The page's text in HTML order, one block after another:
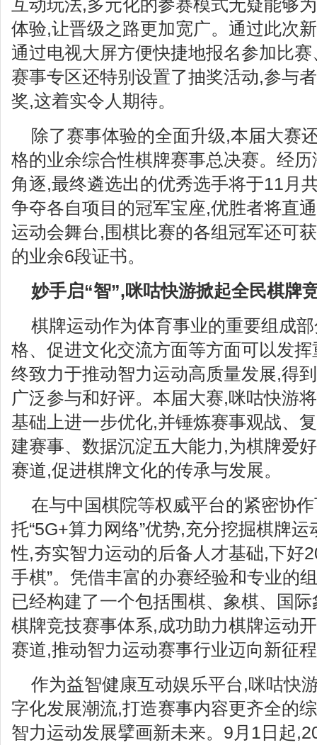
互动玩法,多元化的参赛模式无疑能够
体验,让晋级之路更加宽广。通过此次
通过电视大屏方便快捷地报名参加比
赛事专区还特别设置了抽奖活动,参与
奖,这着实令人期待。
除了赛事体验的全面升级,本届大赛
格的业余综合性棋牌赛事总决赛。经
角逐,最终遴选出的优秀选手将于11月
争夺各自项目的冠军宝座,优胜者将直
运动会舞台,围棋比赛的各组冠军还可
的业余6段证书。
妙手启“智”,咪咕快游掀起全民棋牌
棋牌运动作为体育事业的重要组成
格、促进文化交流方面等方面可以发
终致力于推动智力运动高质量发展,得
广泛参与和好评。本届大赛,咪咕快游
基础上进一步优化,并锤炼赛事观战、
建赛事、数据沉淀五大能力,为棋牌爱
赛道,促进棋牌文化的传承与发展。
在与中国棋院等权威平台的紧密协
托“5G+算力网络”优势,充分挖掘棋牌
性,夯实智力运动的后备人才基础,下好
手棋”。凭借丰富的办赛经验和专业的
已经构建了一个包括围棋、象棋、国
棋牌竞技赛事体系,成功助力棋牌运动
赛道,推动智力运动赛事行业迈向新征
作为益智健康互动娱乐平台,咪咕快
字化发展潮流,打造赛事内容更齐全的
智力运动发展擘画新未来。9月1日起